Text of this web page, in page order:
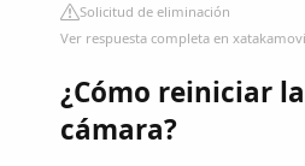
Solicitud de eliminación
Ver respuesta completa en
¿Cómo reiniciar
cámara?